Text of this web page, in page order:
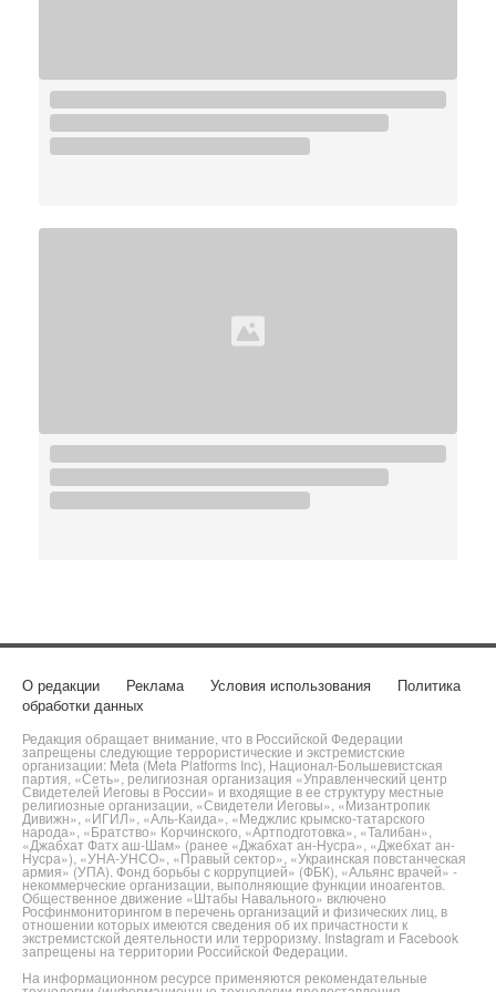
О редакции Реклама Условия использования
Политика
обработки данных
Редакция обращает внимание, что в Российской Федерации
запрещены следующие террористические и экстремистские
организации: Meta (Meta Platforms Inc), Национал-Большевистская
партия, «Сеть», религиозная организация «Управленческий центр
Свидетелей Иеговы в России» и входящие в ее структуру местные
религиозные организации, «Свидетели Иеговы», «Мизантропик
Дивижн», «ИГИЛ», «Аль-Каида», «Меджлис крымско-татарского
народа», «Братство» Корчинского, «Артподготовка», «Талибан»,
«Джабхат Фатх аш-Шам» (ранее «Джабхат ан-Нусра», «Джебхат ан-
Нусра»), «УНА-УНСО», «Правый сектор», «Украинская повстанческая
армия» (УПА). Фонд борьбы с коррупцией» (ФБК), «Альянс врачей» -
некоммерческие организации, выполняющие функции иноагентов.
Общественное движение «Штабы Навального» включено
Росфинмониторингом в перечень организаций и физических лиц, в
отношении которых имеются сведения об их причастности к
экстремистской деятельности или терроризму. Instagram и Facebook
запрещены на территории Российской Федерации.
На информационном ресурсе применяются рекомендательные